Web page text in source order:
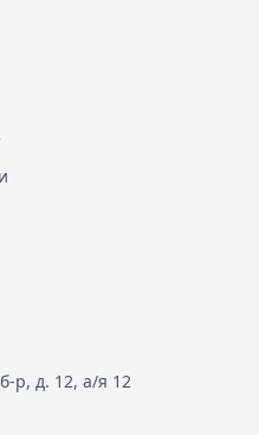
р, д. 12, а/я 12